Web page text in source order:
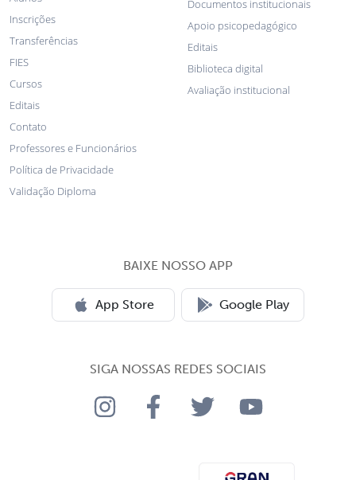
Inscrições
Transferências
FIES
Cursos
Editais
Contato
Professores e Funcionários
Política de Privacidade
Validação Diploma
Documentos institucionais
Apoio psicopedagógico
Editais
Biblioteca digital
Avaliação institucional
BAIXE NOSSO APP
App Store Google Play
SIGA NOSSAS REDES SOCIAIS